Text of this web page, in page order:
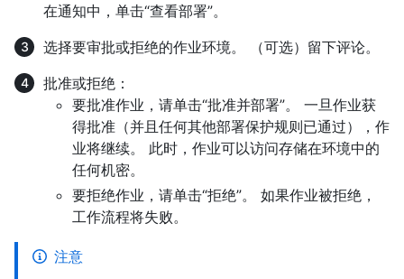
在通知中，单击“查看部署”。
选择要审批或拒绝的作业环境。 （可选）留下评论。
批准或拒绝：
要批准作业，请单击“批准并部署”。 一旦作业获
得批准（并且任何其他部署保护规则已通过），作
业将继续。 此时，作业可以访问存储在环境中的
任何机密。
要拒绝作业，请单击“拒绝”。 如果作业被拒绝，
工作流程将失败。
注意